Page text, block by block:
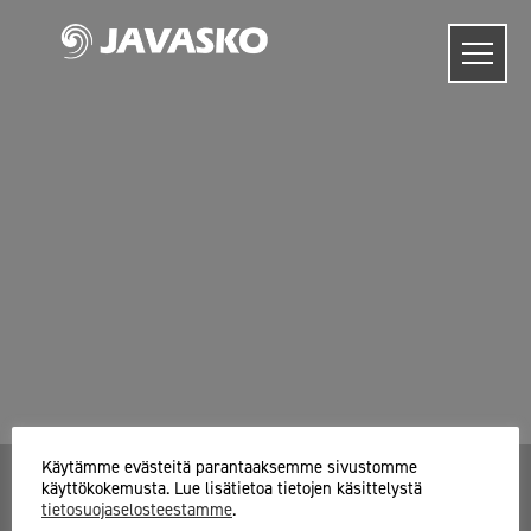
Javasko Oy
Käytämme evästeitä parantaaksemme sivustomme
käyttökokemusta. Lue lisätietoa tietojen käsittelystä
tietosuojaselosteestamme.